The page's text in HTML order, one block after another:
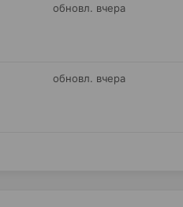
обновл. вчера
обновл. вчера